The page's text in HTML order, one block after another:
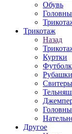
Обувь
Трикотаж
Назад
Куртки
Свитеры
Другое